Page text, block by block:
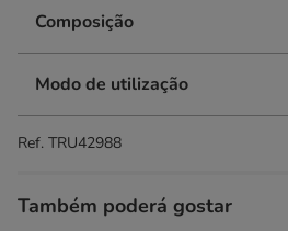
Composição
Modo de utilização
Ref. TRU42988
Também poderá gostar